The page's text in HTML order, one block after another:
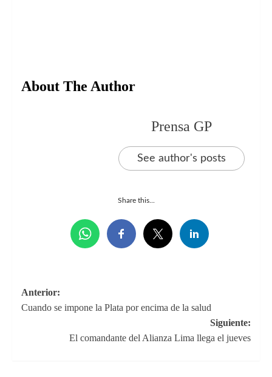
About The Author
Prensa GP
See author's posts
Share this...
Navegación
de
entradas
Anterior:
Cuando se impone la Plata por encima de la salud
Siguiente:
El comandante del Alianza Lima llega el jueves